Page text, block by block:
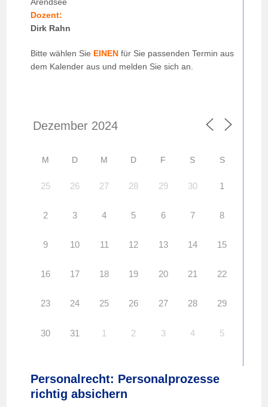
Dozent:
Dirk Rahn
Bitte wählen Sie EINEN für Sie passenden Termin aus
dem Kalender aus und melden Sie sich an.
M D M D F S S
25 26 27 28 29 30 1
2 3 4 5 6 7 8
9 10 11 12 13 14 15
16 17 18 19 20 21 22
23 24 25 26 27 28 29
30 31 1 2 3 4 5
Personalrecht: Personalprozesse
richtig absichern